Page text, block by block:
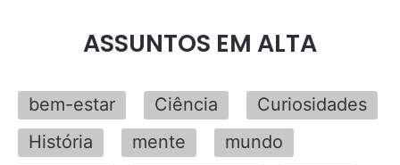
ASSUNTOS EM ALTA
bem-estar Ciência
Curiosidades
História
mente
mundo